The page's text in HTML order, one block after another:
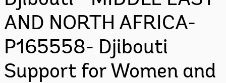
AND NORTH AFRICA-
P165558- Djibouti
Support for Women and